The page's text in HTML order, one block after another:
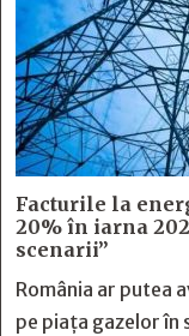
Facturile la
20% în iarna
scenarii”
România ar putea
pe piața gazelor